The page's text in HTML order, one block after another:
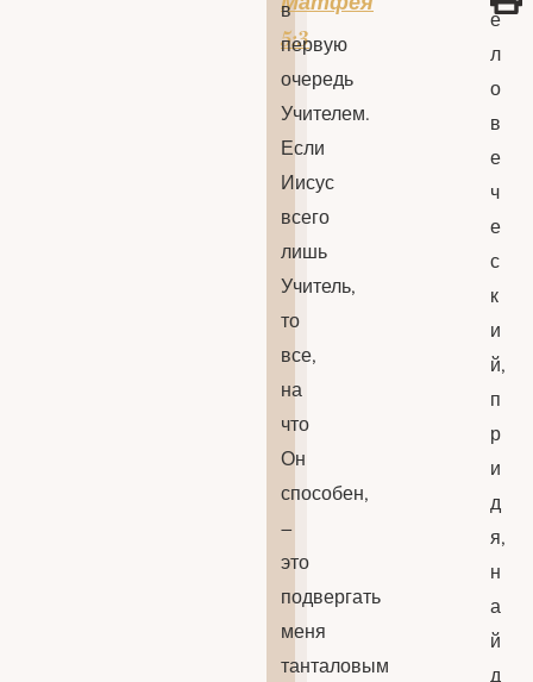
5:3
в
первую
очередь
Учителем.
Если
Иисус
всего
лишь
Учитель,
то
все,
на
что
Он
способен,
–
это
подвергать
меня
танталовым
е
л
о
в
е
ч
е
с
к
и
й,
п
р
и
д
я,
н
а
й
д